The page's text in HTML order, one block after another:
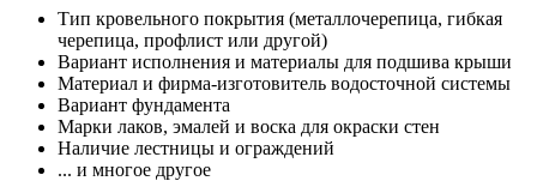
Тип кровельного покрытия (металлочерепица, гибкая
черепица, профлист или другой)
Вариант исполнения и материалы для подшива крыши
Материал и фирма-изготовитель водосточной системы
Вариант фундамента
Марки лаков, эмалей и воска для окраски стен
Наличие лестницы и ограждений
... и многое другое